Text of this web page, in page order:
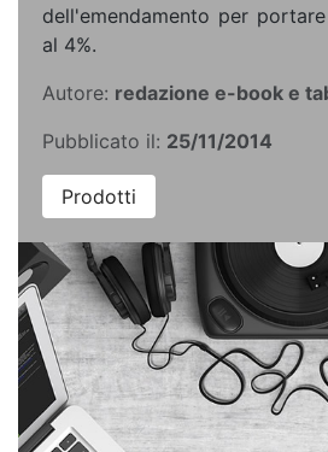
dell'emendamento per
al 4%.
Autore: redazione e-book e
Pubblicato il: 25/11/2014
Prodotti